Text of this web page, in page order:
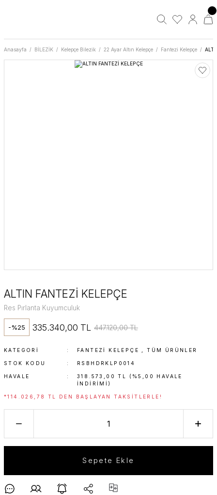
Anasayfa BİLEZİK Kelepçe Bilezik 22 Ayar Altın Kelepçe Fantezi Kelepçe
ALTIN FANTEZİ KELEPÇE
Res Pırlanta Kuyumculuk
-%25 335.340,00 TL 447.120,00 TL
KATEGORI FANTEZI KELEPÇE ,TÜM ÜRÜNLER
STOK KODU RSBHDRKLP0014
HAVALE
318.573,00 TL (%5,00 HAVALE
INDIRIMI)
*114.026,78 TL DEN BAŞLAYAN TAKSITLERLE!
Sepete Ekle